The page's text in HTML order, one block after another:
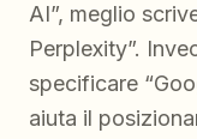
AI”, meglio
Perplexity”.
specificare
aiuta il